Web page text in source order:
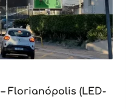
Florianópolis (LED-